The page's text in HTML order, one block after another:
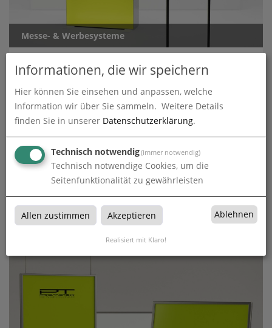
Messe- & Werbesysteme
Planen & Stoffbanner
Informationen, die wir speichern
Hier können Sie einsehen und anpassen, welche
Information wir über Sie sammeln. Weitere Details
finden Sie in unserer Datenschutzerklärung.
Technisch notwendig(immer notwendig)
Technisch notwendige Cookies, um die
Seitenfunktionalität zu gewährleisten
Allen zustimmen Akzeptieren Ablehnen
Realisiert mit Klaro!